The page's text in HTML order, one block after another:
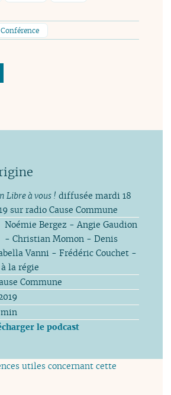
Conférence
Libre à vous ! diffusée mardi 18
sur radio Cause Commune
Noémie Bergez - Angie Gaudion
- Christian Momon - Denis
Vanni - Frédéric Couchet -
la régie
Commune
min
le podcast
utiles concernant cette